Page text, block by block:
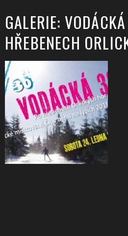
GALERIE:
HŘEBENECH